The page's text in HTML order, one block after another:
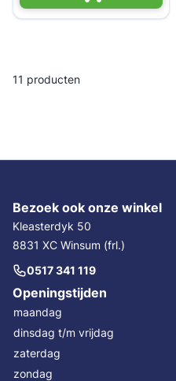
11 producten
Bezoek ook onze winkel
Kleasterdyk 50
8831 XC Winsum (frl.)
0517 341 119
Openingstijden
maandag
dinsdag t/m vrijdag
zaterdag
zondag